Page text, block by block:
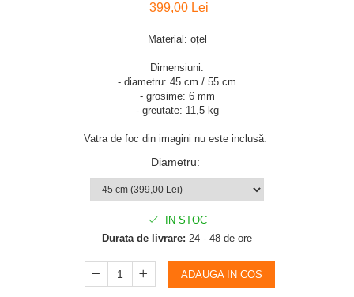
399,00 Lei
Material: oțel
Dimensiuni:
- diametru: 45 cm / 55 cm
- grosime: 6 mm
- greutate: 11,5 kg
Vatra de foc din imagini nu este inclusă.
Diametru:
IN STOC
Durata de livrare: 24 - 48 de ore
ADAUGA IN COS